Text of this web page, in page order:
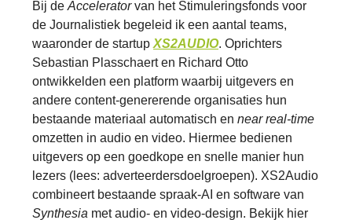
Bij de Acceleratorvan het Stimuleringsfonds voor
de Journalistiek begeleid ik een aantal teams,
waaronder de startup XS2AUDIO. Oprichters
Sebastian Plasschaert en Richard Otto
ontwikkelden een platform waarbij uitgevers en
andere content-genererende organisaties hun
bestaande materiaal automatisch en near real-time
omzetten in audio en video. Hiermee bedienen
uitgevers op een goedkope en snelle manier hun
lezers (lees: adverteerdersdoelgroepen). XS2Audio
combineert bestaande spraak-AI en software van
Synthesia met audio- en video-design. Bekijk hier